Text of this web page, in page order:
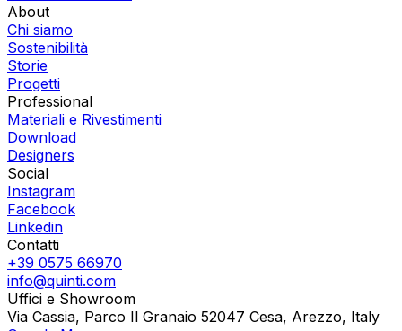
About
Chi siamo
Sostenibilità
Storie
Progetti
Professional
Materiali e Rivestimenti
Download
Designers
Social
Instagram
Facebook
Linkedin
Contatti
+39 0575 66970
info@quinti.com
Uffici e Showroom
Via Cassia, Parco Il Granaio 52047 Cesa, Arezzo, Italy